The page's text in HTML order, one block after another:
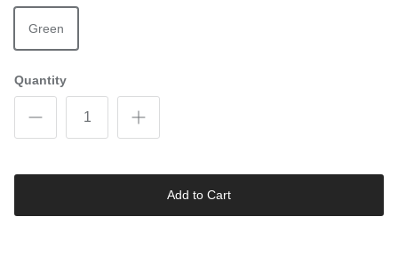
Green
Quantity
Add to Cart